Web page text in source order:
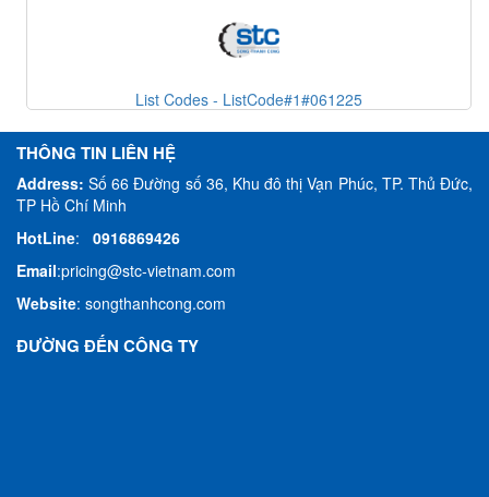
List Codes - ListCode#1#061225
THÔNG TIN LIÊN HỆ
Address:Số 66 Đường số 36, Khu đô thị Vạn Phúc, TP. Thủ Đức,
TP Hồ Chí Minh
HotLine: 0916869426
Email:pricing@stc-vietnam.com
Website: songthanhcong.com
ĐƯỜNG ĐẾN CÔNG TY